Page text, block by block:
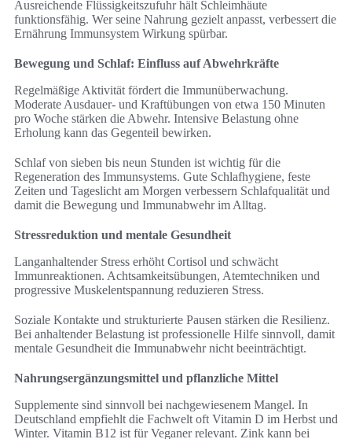
Ausreichende Flüssigkeitszufuhr hält Schleimhäute
funktionsfähig. Wer seine Nahrung gezielt anpasst, verbessert die
Ernährung Immunsystem Wirkung spürbar.
Bewegung und Schlaf: Einfluss auf Abwehrkräfte
Regelmäßige Aktivität fördert die Immunüberwachung.
Moderate Ausdauer- und Kraftübungen von etwa 150 Minuten
pro Woche stärken die Abwehr. Intensive Belastung ohne
Erholung kann das Gegenteil bewirken.
Schlaf von sieben bis neun Stunden ist wichtig für die
Regeneration des Immunsystems. Gute Schlafhygiene, feste
Zeiten und Tageslicht am Morgen verbessern Schlafqualität und
damit die Bewegung und Immunabwehr im Alltag.
Stressreduktion und mentale Gesundheit
Langanhaltender Stress erhöht Cortisol und schwächt
Immunreaktionen. Achtsamkeitsübungen, Atemtechniken und
progressive Muskelentspannung reduzieren Stress.
Soziale Kontakte und strukturierte Pausen stärken die Resilienz.
Bei anhaltender Belastung ist professionelle Hilfe sinnvoll, damit
mentale Gesundheit die Immunabwehr nicht beeinträchtigt.
Nahrungsergänzungsmittel und pflanzliche Mittel
Supplemente sind sinnvoll bei nachgewiesenem Mangel. In
Deutschland empfiehlt die Fachwelt oft Vitamin D im Herbst und
Winter. Vitamin B12 ist für Veganer relevant. Zink kann bei